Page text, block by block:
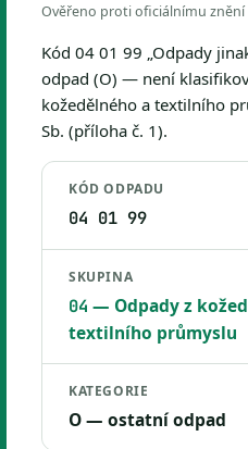
Ověřeno proti oficiálnímu znění
Kód 04 01 99 „Odpady
odpad (O) — není
kožedělného a textilního
Sb. (příloha č. 1).
KÓD ODPADU
04 01 99
SKUPINA
04 — Odpady z
textilního průmyslu
KATEGORIE
O — ostatní odpad